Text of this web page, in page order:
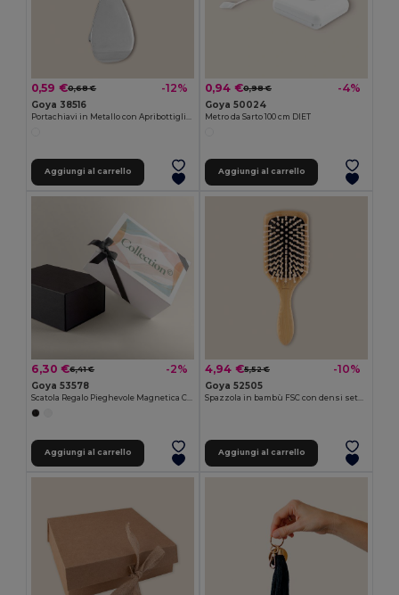
0,59 €0,68 € -12%
Goya 38516
Aggiungi al carrello
0,94 €0,98 € -4%
Goya 50024
Metro da Sarto 100 cm DIET
Aggiungi al carrello
6,30 €6,41 € -2%
Goya 53578
Aggiungi al carrello
4,94 €5,52 € -10%
Goya 52505
Aggiungi al carrello